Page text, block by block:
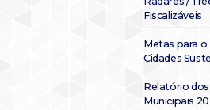
Fiscalizáveis
Metas para
Cidades
Relatório
Municipais